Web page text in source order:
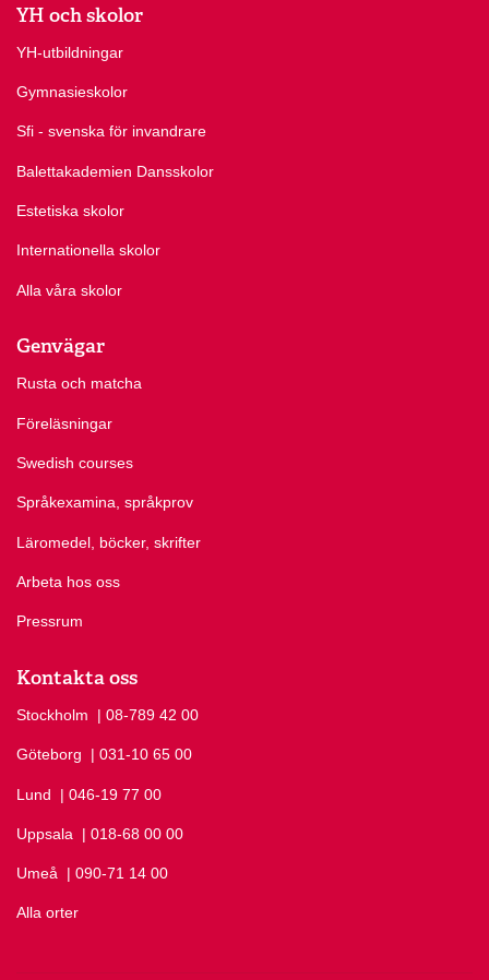
YH och skolor
YH-utbildningar
Gymnasieskolor
Sfi - svenska för invandrare
Balettakademien Dansskolor
Estetiska skolor
Internationella skolor
Alla våra skolor
Genvägar
Rusta och matcha
Föreläsningar
Swedish courses
Språkexamina, språkprov
Läromedel, böcker, skrifter
Arbeta hos oss
Pressrum
Kontakta oss
Stockholm Ring Stockholm på
| 08-789 42 00
Göteborg Ring Göteborg på
| 031-10 65 00
Lund Ring Lund på
| 046-19 77 00
Uppsala Ring Uppsala på
| 018-68 00 00
Umeå Ring Umeå på
| 090-71 14 00
Alla orter